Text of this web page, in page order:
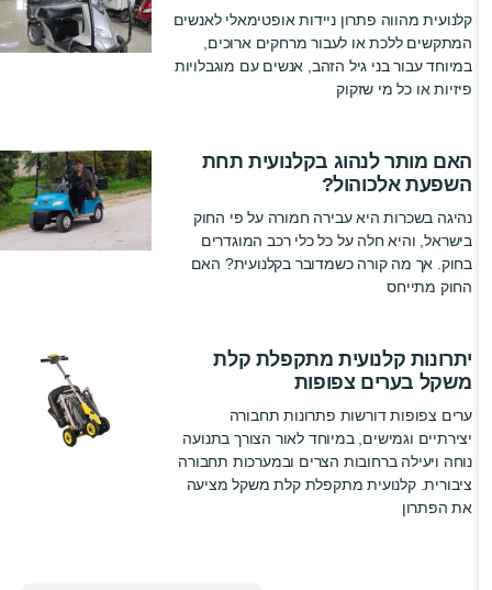
קלנועית מהווה פתרון ניידות אופטימאלי לאנשים
המתקשים ללכת או לעבור מרחקים ארוכים,
במיוחד עבור בני גיל הזהב, אנשים עם מוגבלויות
פיזיות או כל מי שזקוק
האם מותר לנהוג בקלנועית תחת
השפעת אלכוהול?
נהיגה בשכרות היא עבירה חמורה על פי החוק
בישראל, והיא חלה על כל כלי רכב המוגדרים
בחוק. אך מה קורה כשמדובר בקלנועית? האם
החוק מתייחס
יתרונות קלנועית מתקפלת קלת
משקל בערים צפופות
ערים צפופות דורשות פתרונות תחבורה
יצירתיים וגמישים, במיוחד לאור הצורך בתנועה
נוחה ויעילה ברחובות הצרים ובמערכות תחבורה
ציבורית. קלנועית מתקפלת קלת משקל מציעה
את הפתרון